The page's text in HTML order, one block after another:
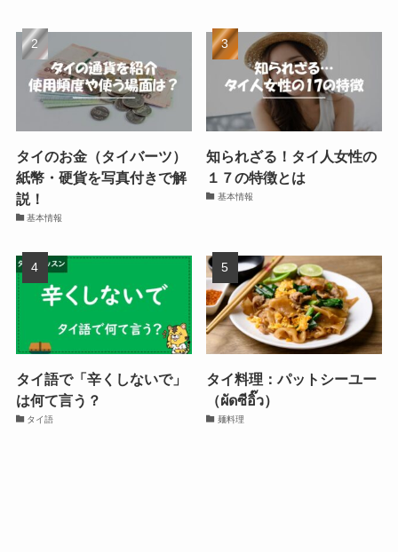
タイのお金（タイバーツ）
紙幣・硬貨を写真付きで解
説！
基本情報
知られざる！タイ人女性の
１７の特徴とは
基本情報
タイ語で「辛くしないで」
は何て言う？
タイ語
タイ料理：パットシーユー
（ผัดซีอิ๊ว）
麺料理